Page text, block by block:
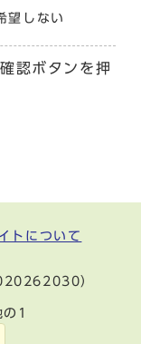
望しない
認ボタンを押
トについて
）
1